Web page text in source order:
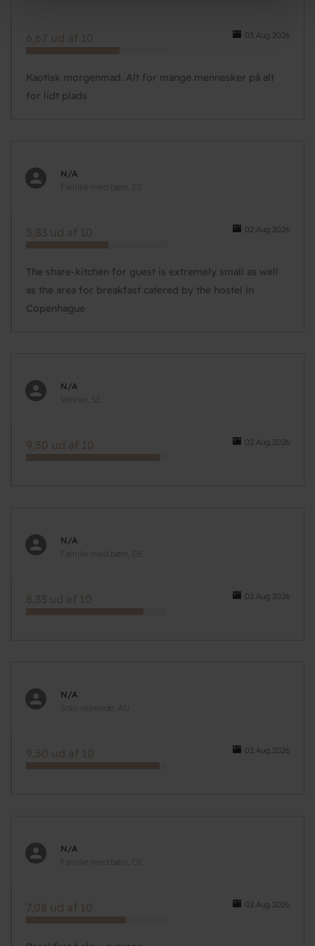
03.Aug.2026
6,67 ud af 10
Kaotisk morgenmad. Alt for mange mennesker på alt
for lidt plads
N/A
Familie med børn, ES
02.Aug.2026
5,83 ud af 10
The share-kitchen for guest is extremely small as well
as the area for breakfast catered by the hostel in
Copenhague
N/A
Venner, SE
02.Aug.2026
9,50 ud af 10
N/A
Familie med børn, DE
02.Aug.2026
8,33 ud af 10
N/A
Solo-rejsende, AU
02.Aug.2026
9,50 ud af 10
N/A
Familie med børn, DE
02.Aug.2026
7,08 ud af 10